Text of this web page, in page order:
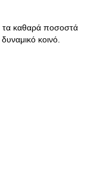
τα καθαρά ποσοστά
κοινό.